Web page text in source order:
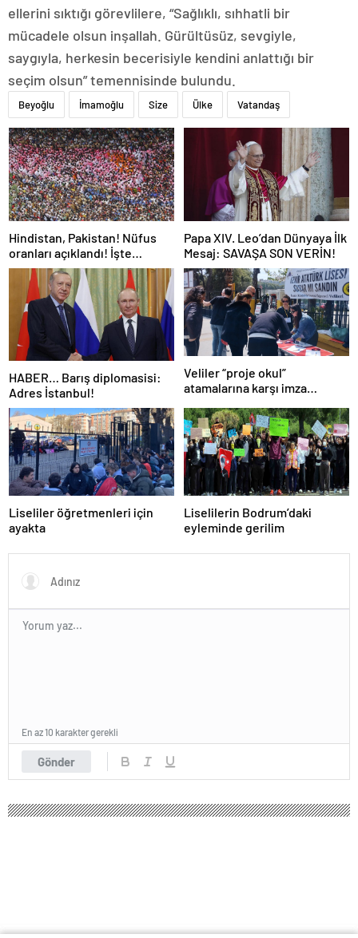
ellerini sıktığı görevlilere, “Sağlıklı, sıhhatli bir
mücadele olsun inşallah. Gürültüsüz, sevgiyle,
saygıyla, herkesin becerisiyle kendini anlattığı bir
seçim olsun” temennisinde bulundu.
Beyoğlu İmamoğlu Size Ülke Vatandaş
Hindistan, Pakistan! Nüfus
oranları açıklandı! İşte
Dünyanın en kalabalık ülkesi!
Dünya haritası ülkeler!
Papa XIV. Leo’dan Dünyaya İlk
Mesaj: SAVAŞA SON VERİN!
HABER… Barış diplomasisi:
Adres İstanbul!
Veliler “proje okul”
atamalarına karşı imza
Liseliler öğretmenleri için
ayakta
Liselilerin Bodrum’daki
eyleminde gerilim
Gönder
En az 10 karakter gerekli